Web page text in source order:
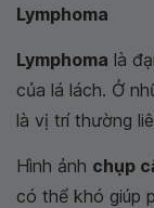
Lymphoma
Lymphoma là
của lá lách. Ở
là vị trí thường
Hình ảnh chụp
có thể khó giúp